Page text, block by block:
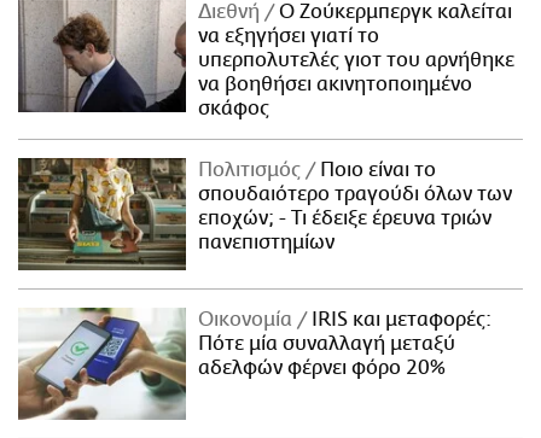
Διεθνή
Ο Ζούκερμπεργκ καλείται
να εξηγήσει γιατί το
υπερπολυτελές γιοτ του αρνήθηκε
να βοηθήσει ακινητοποιημένο
σκάφος
Πολιτισμός
Ποιο είναι το
σπουδαιότερο τραγούδι όλων των
εποχών; - Τι έδειξε έρευνα τριών
πανεπιστημίων
Οικονομία
IRIS και μεταφορές:
Πότε μία συναλλαγή μεταξύ
αδελφών φέρνει φόρο 20%